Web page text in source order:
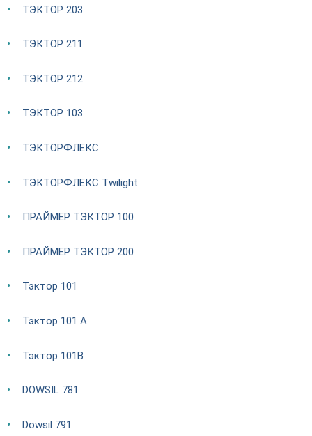
ТЭКТОР 203
ТЭКТОР 211
ТЭКТОР 212
ТЭКТОР 103
ТЭКТОРФЛЕКС
ТЭКТОРФЛЕКС Twilight
ПРАЙМЕР ТЭКТОР 100
ПРАЙМЕР ТЭКТОР 200
Тэктор 101
Тэктор 101 А
Тэктор 101В
DOWSIL 781
Dowsil 791